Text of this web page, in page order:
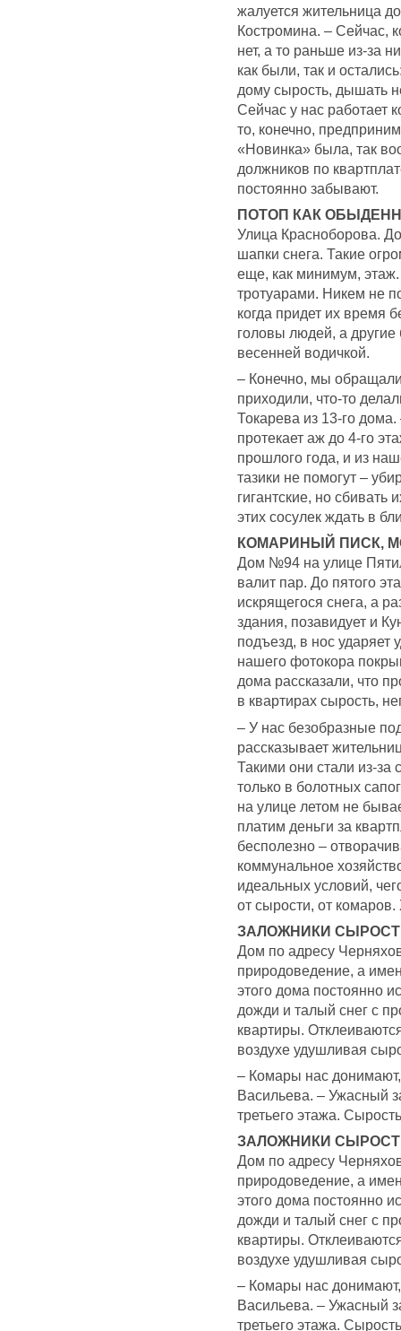
жалуется жительница
Костромина. – Сейчас,
нет, а то раньше из-за
как были, так и
дому сырость, дышать
Сейчас у нас работает
то, конечно,
«Новинка» была, так
должников по
постоянно забывают.
ПОТОП КАК
Улица Красноборова.
шапки снега. Такие
еще, как минимум,
тротуарами. Никем не
когда придет их время
головы людей, а другие
весенней водичкой.
– Конечно, мы
приходили, что-то
Токарева из 13-го
протекает аж до 4-го
прошлого года, и из
тазики не помогут –
гигантские, но
этих сосулек ждать в
КОМАРИНЫЙ ПИСК,
Дом №94 на улице
валит пар. До пятого
искрящегося снега, а
здания, позавидует и
подъезд, в нос
нашего фотокора
дома рассказали, что
в квартирах сырость,
– У нас безобразные
рассказывает
Такими они стали из-за
только в болотных
на улице летом не
платим деньги за
бесполезно –
коммунальное
идеальных условий,
от сырости, от
ЗАЛОЖНИКИ
Дом по адресу
природоведение, а
этого дома постоянно
дожди и талый снег с
квартиры.
воздухе удушливая
– Комары нас
Васильева. – Ужасный
третьего этажа.
ЗАЛОЖНИКИ
Дом по адресу
природоведение, а
этого дома постоянно
дожди и талый снег с
квартиры.
воздухе удушливая
– Комары нас
Васильева. – Ужасный
третьего этажа.